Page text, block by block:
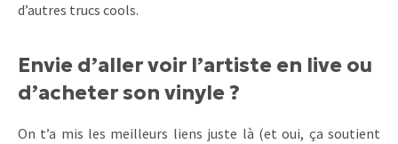
d’autres trucs cools.
Envie d’aller voir l’artiste en live ou
d’acheter son vinyle ?
On t’a mis les meilleurs liens juste là (et oui, ça soutient